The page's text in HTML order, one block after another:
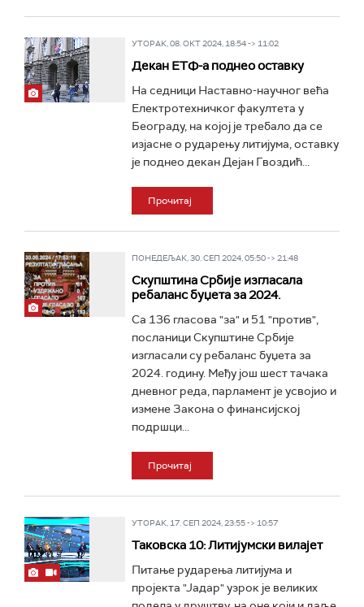
УТОРАК, 08. ОКТ 2024, 18:54 -> 11:02
Декан ЕТФ-а поднео оставку
На седници Наставно-научног већа
Електротехничког факултета у
Београду, на којој је требало да се
изјасне о рударењу литијума, оставку
је поднео декан Дејан Гвоздић...
Прочитај
ПОНЕДЕЉАК, 30. СЕП 2024, 05:50 -> 21:48
Скупштина Србије изгласала
ребаланс буџета за 2024.
Са 136 гласова "за" и 51 "против",
посланици Скупштине Србије
изгласали су ребаланс буџета за
2024. годину. Међу још шест тачака
дневног реда, парламент је усвојио и
измене Закона о финансијској
подршци...
Прочитај
УТОРАК, 17. СЕП 2024, 23:55 -> 10:57
Таковска 10: Литијумски вилајет
Питање рударења литијума и
пројекта "Јадар" узрок је великих